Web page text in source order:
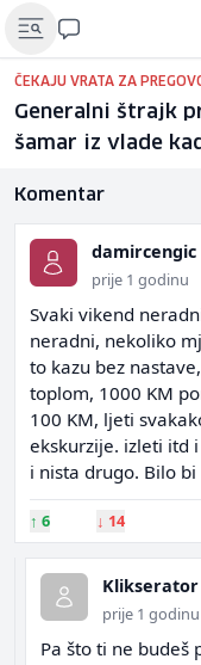
ČEKAJU VRATA ZA
Generalni štrajk
šamar iz vlade
Komentar
damircengic
prije 1 godinu
Svaki vikend
neradni, nekoliko
to kazu bez
toplom, 1000 KM
100 KM, ljeti
ekskurzije. izleti itd
i nista drugo. Bilo
↑ 6 ↓ 14
Klikserator
prije 1 godinu
Pa što ti ne budeš